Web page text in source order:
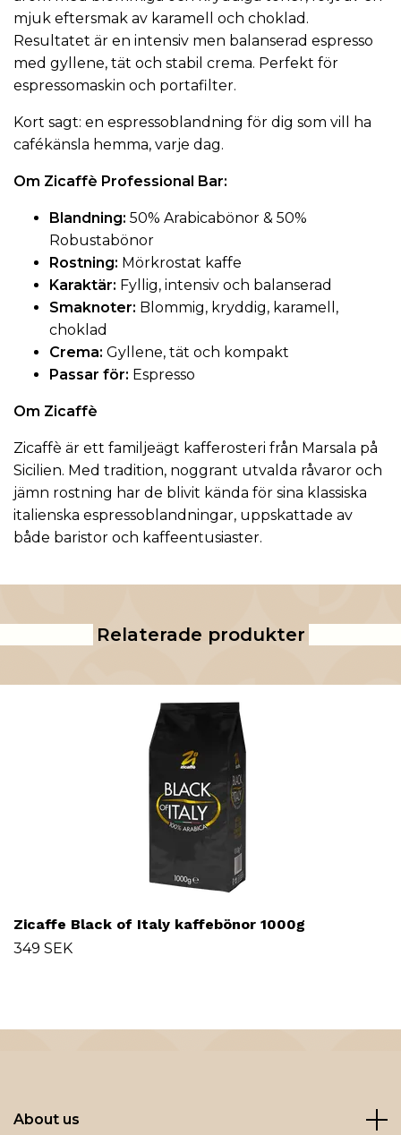
mjuk eftersmak av karamell och choklad.
Resultatet är en intensiv men balanserad espresso
med gyllene, tät och stabil crema. Perfekt för
espressomaskin och portafilter.
Kort sagt: en espressoblandning för dig som vill ha
cafékänsla hemma, varje dag.
Om Zicaffè Professional Bar:
Blandning: 50% Arabicabönor & 50%
Robustabönor
Rostning: Mörkrostat kaffe
Karaktär: Fyllig, intensiv och balanserad
Smaknoter: Blommig, kryddig, karamell,
choklad
Crema: Gyllene, tät och kompakt
Passar för: Espresso
Om Zicaffè
Zicaffè är ett familjeägt kafferosteri från Marsala på
Sicilien. Med tradition, noggrant utvalda råvaror och
jämn rostning har de blivit kända för sina klassiska
italienska espressoblandningar, uppskattade av
både baristor och kaffeentusiaster.
Relaterade produkter
Zicaffe Black of Italy kaffebönor 1000g
349 SEK
About us